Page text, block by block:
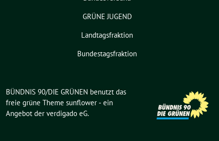
GRÜNE JUGEND
Landtagsfraktion
Bundestagsfraktion
BÜNDNIS 90/DIE GRÜNEN benutzt das
freie grüne Theme sunflower ‐ ein
Angebot der verdigado eG.